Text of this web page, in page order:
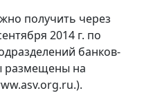
получить через
2014 г. по
банков-
размещены на